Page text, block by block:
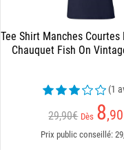
Tee Shirt Manches Courtes
Chauquet Fish On
(1
29,90€ Dès 8,90
Prix public conseillé: